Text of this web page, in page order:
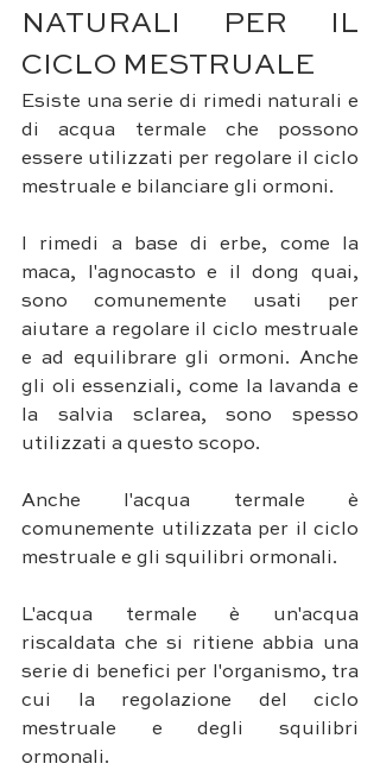
NATURALI PER IL
CICLO MESTRUALE
Esiste una serie di rimedi naturali e
di acqua termale che possono
essere utilizzati per regolare il ciclo
mestruale e bilanciare gli ormoni.
I rimedi a base di erbe, come la
maca, l'agnocasto e il dong quai,
sono comunemente usati per
aiutare a regolare il ciclo mestruale
e ad equilibrare gli ormoni. Anche
gli oli essenziali, come la lavanda e
la salvia sclarea, sono spesso
utilizzati a questo scopo.
Anche l'acqua termale è
comunemente utilizzata per il ciclo
mestruale e gli squilibri ormonali.
L'acqua termale è un'acqua
riscaldata che si ritiene abbia una
serie di benefici per l'organismo, tra
cui la regolazione del ciclo
mestruale e degli squilibri
ormonali.